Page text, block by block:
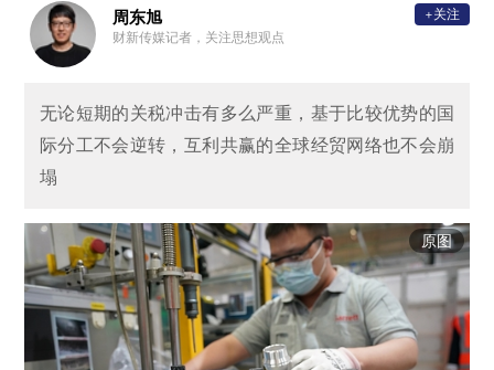
周东旭
财新传媒记者，关注思想观点
+关注
无论短期的关税冲击有多么严重，基于比较优势的国
际分工不会逆转，互利共赢的全球经贸网络也不会崩
塌
原图